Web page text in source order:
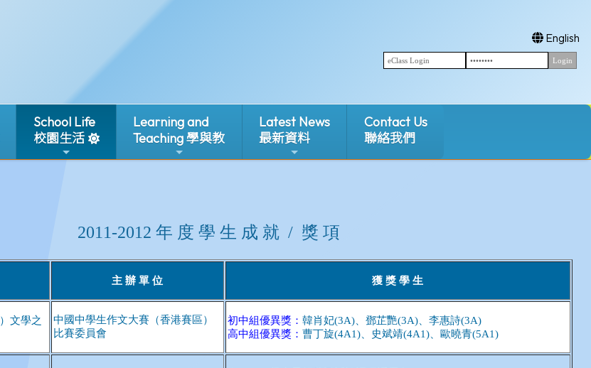
English
School Life
校園生活
Learning and
Teaching 學與教
Latest News
最新資料
Contact Us
聯絡我們